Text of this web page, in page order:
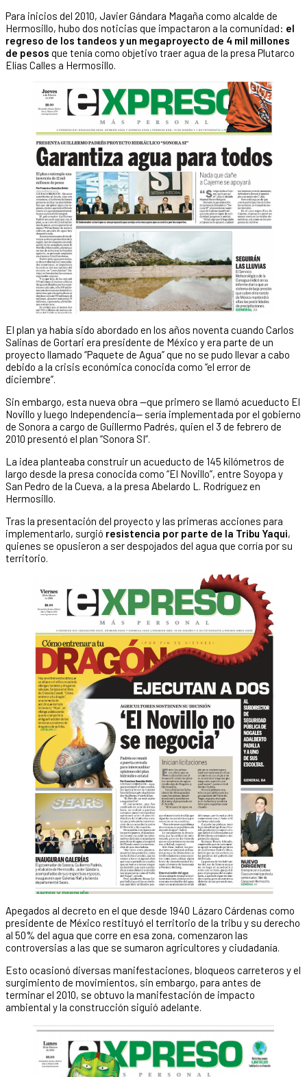
Para inicios del 2010, Javier Gándara Magaña como alcalde de
Hermosillo, hubo dos noticias que impactaron a la comunidad: el
regreso de los tandeos y un megaproyecto de 4 mil millones
de pesos que tenía como objetivo traer agua de la presa Plutarco
Elías Calles a Hermosillo.
El plan ya había sido abordado en los años noventa cuando Carlos
Salinas de Gortari era presidente de México y era parte de un
proyecto llamado “Paquete de Agua” que no se pudo llevar a cabo
debido a la crisis económica conocida como “el error de
diciembre”.
Sin embargo, esta nueva obra —que primero se llamó acueducto El
Novillo y luego Independencia— sería implementada por el gobierno
de Sonora a cargo de Guillermo Padrés, quien el 3 de febrero de
2010 presentó el plan “Sonora SI”.
La idea planteaba construir un acueducto de 145 kilómetros de
largo desde la presa conocida como “El Novillo”, entre Soyopa y
San Pedro de la Cueva, a la presa Abelardo L. Rodríguez en
Hermosillo.
Tras la presentación del proyecto y las primeras acciones para
implementarlo, surgió resistencia por parte de la Tribu Yaqui,
quienes se opusieron a ser despojados del agua que corría por su
territorio.
Apegados al decreto en el que desde 1940 Lázaro Cárdenas como
presidente de México restituyó el territorio de la tribu y su derecho
al 50% del agua que corre en esa zona, comenzaron las
controversias a las que se sumaron agricultores y ciudadanía.
Esto ocasionó diversas manifestaciones, bloqueos carreteros y el
surgimiento de movimientos, sin embargo, para antes de
terminar el 2010, se obtuvo la manifestación de impacto
ambiental y la construcción siguió adelante.